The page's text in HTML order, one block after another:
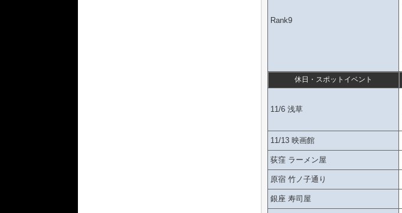
Rank9
休日・スポットイベント
11/6 浅草
11/13 映画館
荻窪 ラーメン屋
原宿 竹ノ子通り
銀座 寿司屋